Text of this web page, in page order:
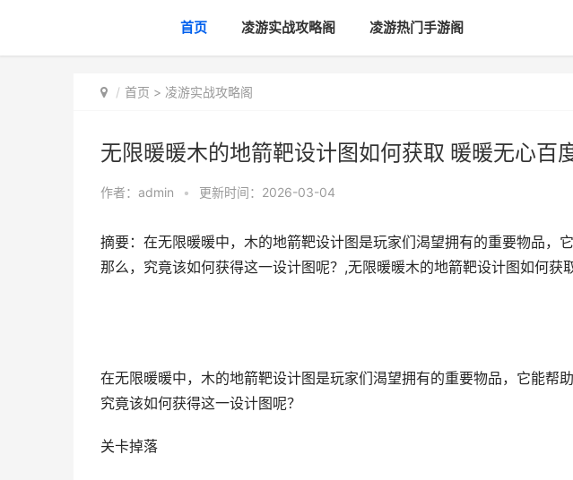
首页 凌游实战攻略阁 凌游热门手游阁
首页 > 凌游实战攻略阁
无限暖暖木的地箭靶设计图如何获取 暖暖无心百
作者： admin • 更新时间：2026-03-04
摘要：在无限暖暖中，木的地箭靶设计图是玩家们渴望拥有的重要物品，
那么，究竟该如何获得这一设计图呢？,无限暖暖木的地箭靶设计图如何获
在无限暖暖中，木的地箭靶设计图是玩家们渴望拥有的重要物品，它能帮
究竟该如何获得这一设计图呢？
关卡掉落